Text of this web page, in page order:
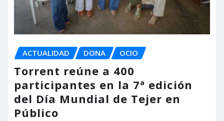
ACTUALIDAD DONA OCIO
Torrent reúne a 400
participantes en la 7ª edición
del Día Mundial de Tejer en
Público